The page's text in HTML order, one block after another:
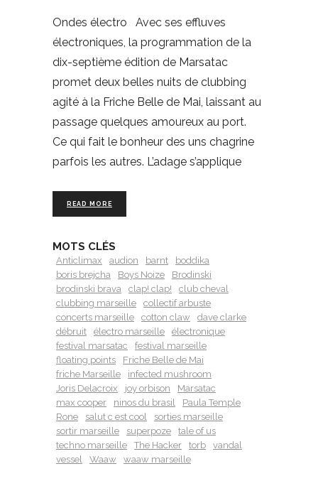
Ondes électro Avec ses effluves
électroniques, la programmation de la
dix-septième édition de Marsatac
promet deux belles nuits de clubbing
agité à la Friche Belle de Mai, laissant au
passage quelques amoureux au port.
Ce qui fait le bonheur des uns chagrine
parfois les autres. L’adage s’applique
READ MORE
MOTS CLÉS
Anticlimax audion barnt
boddika
boris brejcha
Boys Noize
Brodinski
brodinski brava
clap! clap!
club cheval
clubbing marseille
collectif arbuste
concerts marseille
cotton claw
dave clarke
débruit
électro marseille
électronique
festival marsatac
festival marseille
floating points
Friche Belle de Mai
friche Marseille
infected mushroom
Joris Delacroix
joy orbison
Marsatac
max cooper
ninos du brasil
Paula Temple
Rone
salut c est cool
sorties marseille
sortir marseille
superpoze
tale of us
techno marseille
The Hacker torb
vandal
vessel
Waaw waaw marseille